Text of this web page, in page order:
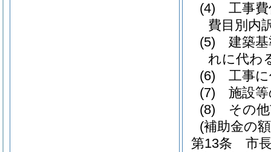
(4)
工事
費目別内
(5)
建築
れに代わ
(6)
工事
(7)
施設
(8)
その
(補助金の
第13条
市